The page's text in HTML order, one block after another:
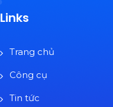
Links
Trang chủ
Công cụ
Tin tức